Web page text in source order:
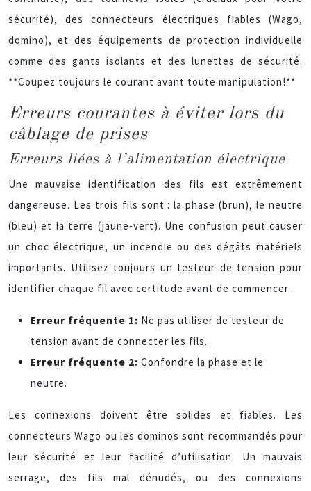
sécurité), des connecteurs électriques fiables (Wago,
domino), et des équipements de protection individuelle
comme des gants isolants et des lunettes de sécurité.
**Coupez toujours le courant avant toute manipulation!**
Erreurs courantes à éviter lors du
câblage de prises
Erreurs liées à l’alimentation électrique
Une mauvaise identification des fils est extrêmement
dangereuse. Les trois fils sont : la phase (brun), le neutre
(bleu) et la terre (jaune-vert). Une confusion peut causer
un choc électrique, un incendie ou des dégâts matériels
importants. Utilisez toujours un testeur de tension pour
identifier chaque fil avec certitude avant de commencer.
Erreur fréquente 1: Ne pas utiliser de testeur de
tension avant de connecter les fils.
Erreur fréquente 2: Confondre la phase et le
neutre.
Les connexions doivent être solides et fiables. Les
connecteurs Wago ou les dominos sont recommandés pour
leur sécurité et leur facilité d’utilisation. Un mauvais
serrage, des fils mal dénudés, ou des connexions